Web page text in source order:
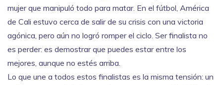
mujer que manipuló todo para matar. En el fútbol, América
de Cali estuvo cerca de salir de su crisis con una victoria
agónica, pero aún no logró romper el ciclo. Ser finalista no
es perder: es demostrar que puedes estar entre los
mejores, aunque no estés arriba.
Lo que une a todos estos finalistas es la misma tensión: un